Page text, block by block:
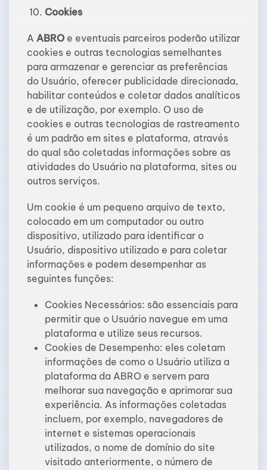
Cookies
A ABRO e eventuais parceiros poderão utilizar
cookies e outras tecnologias semelhantes
para armazenar e gerenciar as preferências
do Usuário, oferecer publicidade direcionada,
habilitar conteúdos e coletar dados analíticos
e de utilização, por exemplo. O uso de
cookies e outras tecnologias de rastreamento
é um padrão em sites e plataforma, através
do qual são coletadas informações sobre as
atividades do Usuário na plataforma, sites ou
outros serviços.
Um cookie é um pequeno arquivo de texto,
colocado em um computador ou outro
dispositivo, utilizado para identificar o
Usuário, dispositivo utilizado e para coletar
informações e podem desempenhar as
seguintes funções:
Cookies Necessários: são essenciais para
permitir que o Usuário navegue em uma
plataforma e utilize seus recursos.
Cookies de Desempenho: eles coletam
informações de como o Usuário utiliza a
plataforma da ABRO e servem para
melhorar sua navegação e aprimorar sua
experiência. As informações coletadas
incluem, por exemplo, navegadores de
internet e sistemas operacionais
utilizados, o nome de domínio do site
visitado anteriormente, o número de